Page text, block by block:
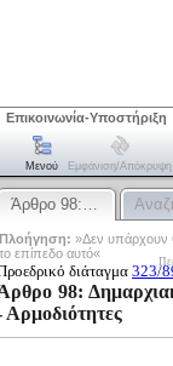
Επικοινωνία-Υποστήριξη
Μενού Εμφάνιση/απόκρυψη
Άρθρο 98:…